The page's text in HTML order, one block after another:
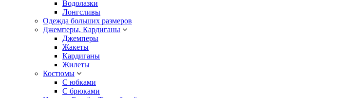
Водолазки
Лонгсливы
Одежда больших размеров
Джемперы, Кардиганы
Джемперы
Жакеты
Кардиганы
Жилеты
Костюмы
С юбками
С брюками